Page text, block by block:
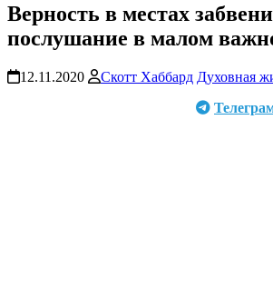
Верность в местах
послушание в малом
12.11.2020 Скотт Хаббард Духовная